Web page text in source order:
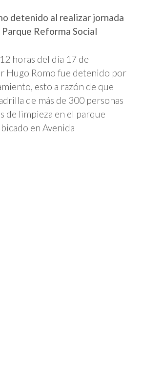
detenido al realizar jornada
Reforma Social
horas del día 17 de
Hugo Romo fue detenido por
esto a razón de que
de más de 300 personas
de limpieza en el parque
en Avenida